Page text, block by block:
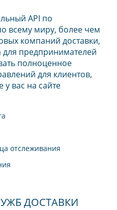
API по
всему миру, более чем
компаний доставки,
предпринимателей
полноценное
для клиентов,
вас на сайте
отслеживания
ДОСТАВКИ